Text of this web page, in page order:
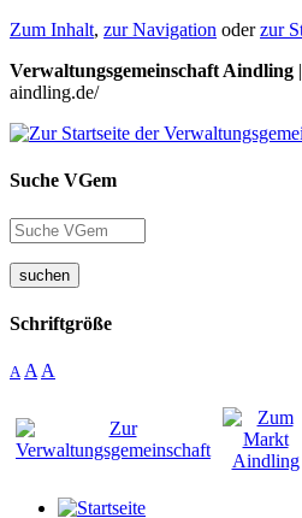
Zum Inhalt, zur Navigation oderzur
Verwaltungsgemeinschaft Aindling
aindling.de/
Suche VGem
suchen
Schriftgröße
A A A